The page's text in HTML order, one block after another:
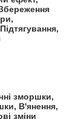
зморшки,
В'янення,
зміни